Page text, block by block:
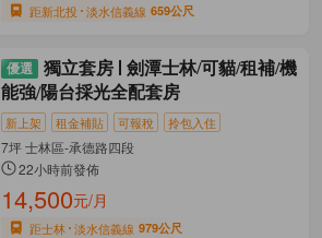
距新北投 淡水信義線 659公尺
獨立套房
劍潭士林/可貓/租補/機
能強/陽台採光全配套房
新上架 租金補貼 可報稅 拎包入住
7坪 士林區-承德路四段
22小時前發佈
14,500元/月
距士林 淡水信義線 979公尺